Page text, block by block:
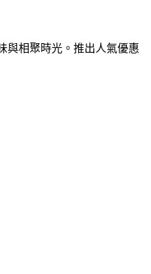
與相聚時光。推出人氣優惠